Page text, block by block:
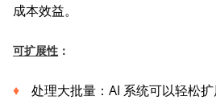
成本效益。
可扩展性 ：
处理大批量：AI 系统可以轻松